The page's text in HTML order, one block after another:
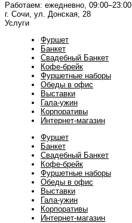
Работаем: ежедневно, 09:00–23:00
г. Сочи, ул. Донская, 28
Услуги
Фуршет
Банкет
Свадебный Банкет
Кофе-брейк
Фуршетные наборы
Обеды в офис
Выставки
Гала-ужин
Корпоративы
Интернет-магазин
Фуршет
Банкет
Свадебный Банкет
Кофе-брейк
Фуршетные наборы
Обеды в офис
Выставки
Гала-ужин
Корпоративы
Интернет-магазин